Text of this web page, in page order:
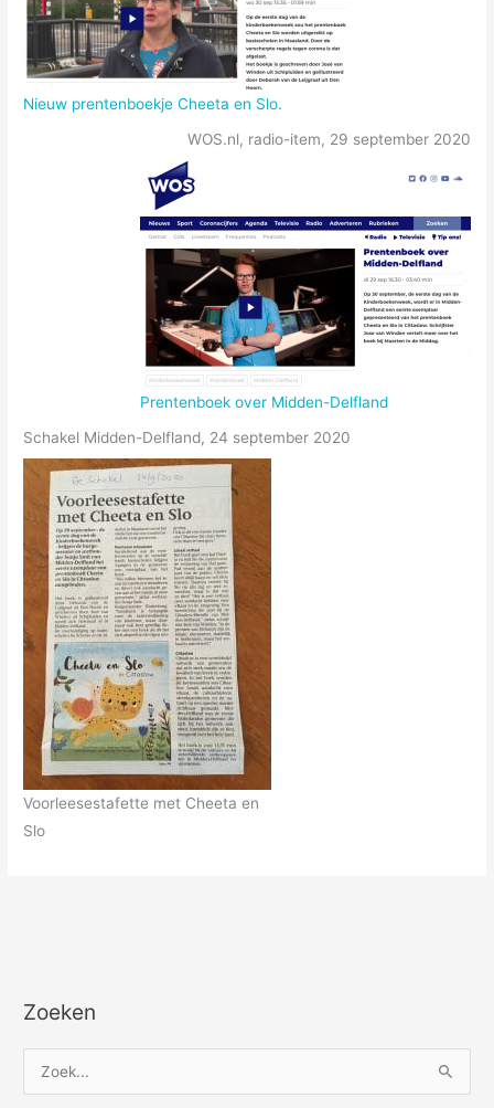
Nieuw prentenboekje Cheeta en Slo.
WOS.nl, radio-item, 29 september 2020
Prentenboek over Midden-Delfland
Schakel Midden-Delfland, 24 september 2020
Voorleesestafette met Cheeta en
Slo
Zoeken
o